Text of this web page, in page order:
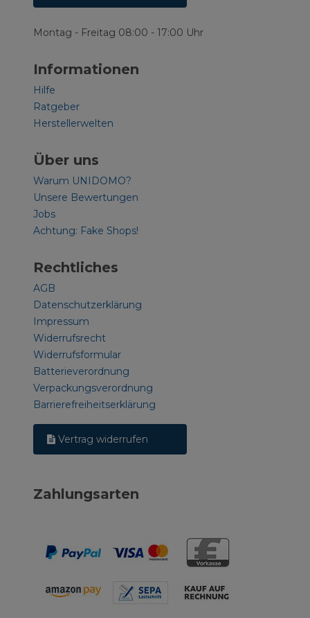
Montag - Freitag 08:00 - 17:00 Uhr
Informationen
Hilfe
Ratgeber
Herstellerwelten
Über uns
Warum UNIDOMO?
Unsere Bewertungen
Jobs
Achtung: Fake Shops!
Rechtliches
AGB
Datenschutzerklärung
Impressum
Widerrufsrecht
Widerrufsformular
Batterieverordnung
Verpackungsverordnung
Barrierefreiheitserklärung
Vertrag widerrufen
Zahlungsarten